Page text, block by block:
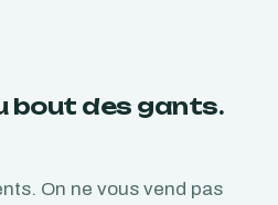
bout des gants.
On ne vous vend pas